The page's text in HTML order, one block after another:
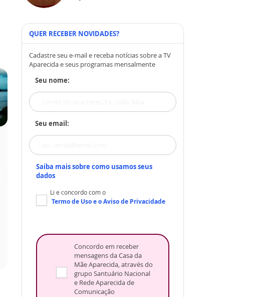
QUER RECEBER NOVIDADES?
Cadastre seu e-mail e receba notícias sobre a TV
Aparecida e seus programas mensalmente
Seu nome:
Seu email:
Saiba mais sobre como usamos seus
dados
Li e concordo com o
Termo de Usoe oAviso de Privacidade
Concordo em receber
mensagens da Casa da
Mãe Aparecida, através do
grupo Santuário Nacional
e Rede Aparecida de
Comunicação